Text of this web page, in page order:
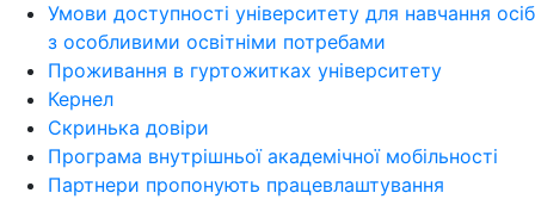
Умови доступності університету для навчання осіб
з особливими освітніми потребами
Проживання в гуртожитках університету
Кернел
Скринька довіри
Програма внутрішньої академічної мобільності
Партнери пропонують працевлаштування